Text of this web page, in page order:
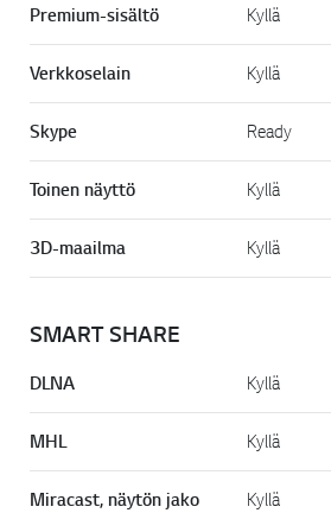
Premium-sisältö Kyllä
Verkkoselain Kyllä
Skype Ready
Toinen näyttö Kyllä
3D-maailma Kyllä
SMART SHARE
DLNA Kyllä
MHL Kyllä
Miracast, näytön jako Kyllä